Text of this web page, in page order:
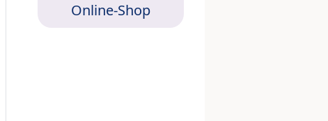
Online-Shop